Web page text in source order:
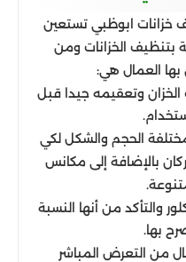
خزانات ابوظبي تستعين
بتنظيف الخزانات ومن
بها العمال هي:
وتعقيمه جيدا قبل
الحجم والشكل لكي
بالإضافة إلى مكانس
والتأكد من أنها النسبة
بها.
من التعرض المباشر